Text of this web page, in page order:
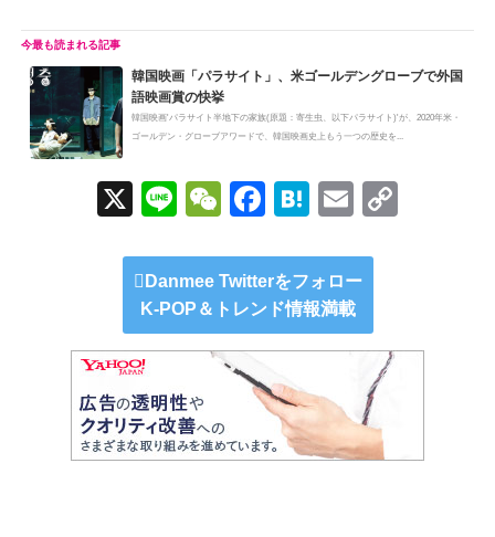
韓国映画「パラサイト」、米ゴールデングローブで外国
語映画賞の快挙
韓国映画'パラサイト半地下の家族(原題：寄生虫、以下パラサイト)'が、2020年米・
ゴールデン・グローブアワードで、韓国映画史上もう一つの歴史を...
X
Li
e
W
C
h
at
F
c
e
b
o
o
k
H
e
n
a
E
ail
Li
Danmee Twitterをフォロー
K-POP＆トレンド情報満載